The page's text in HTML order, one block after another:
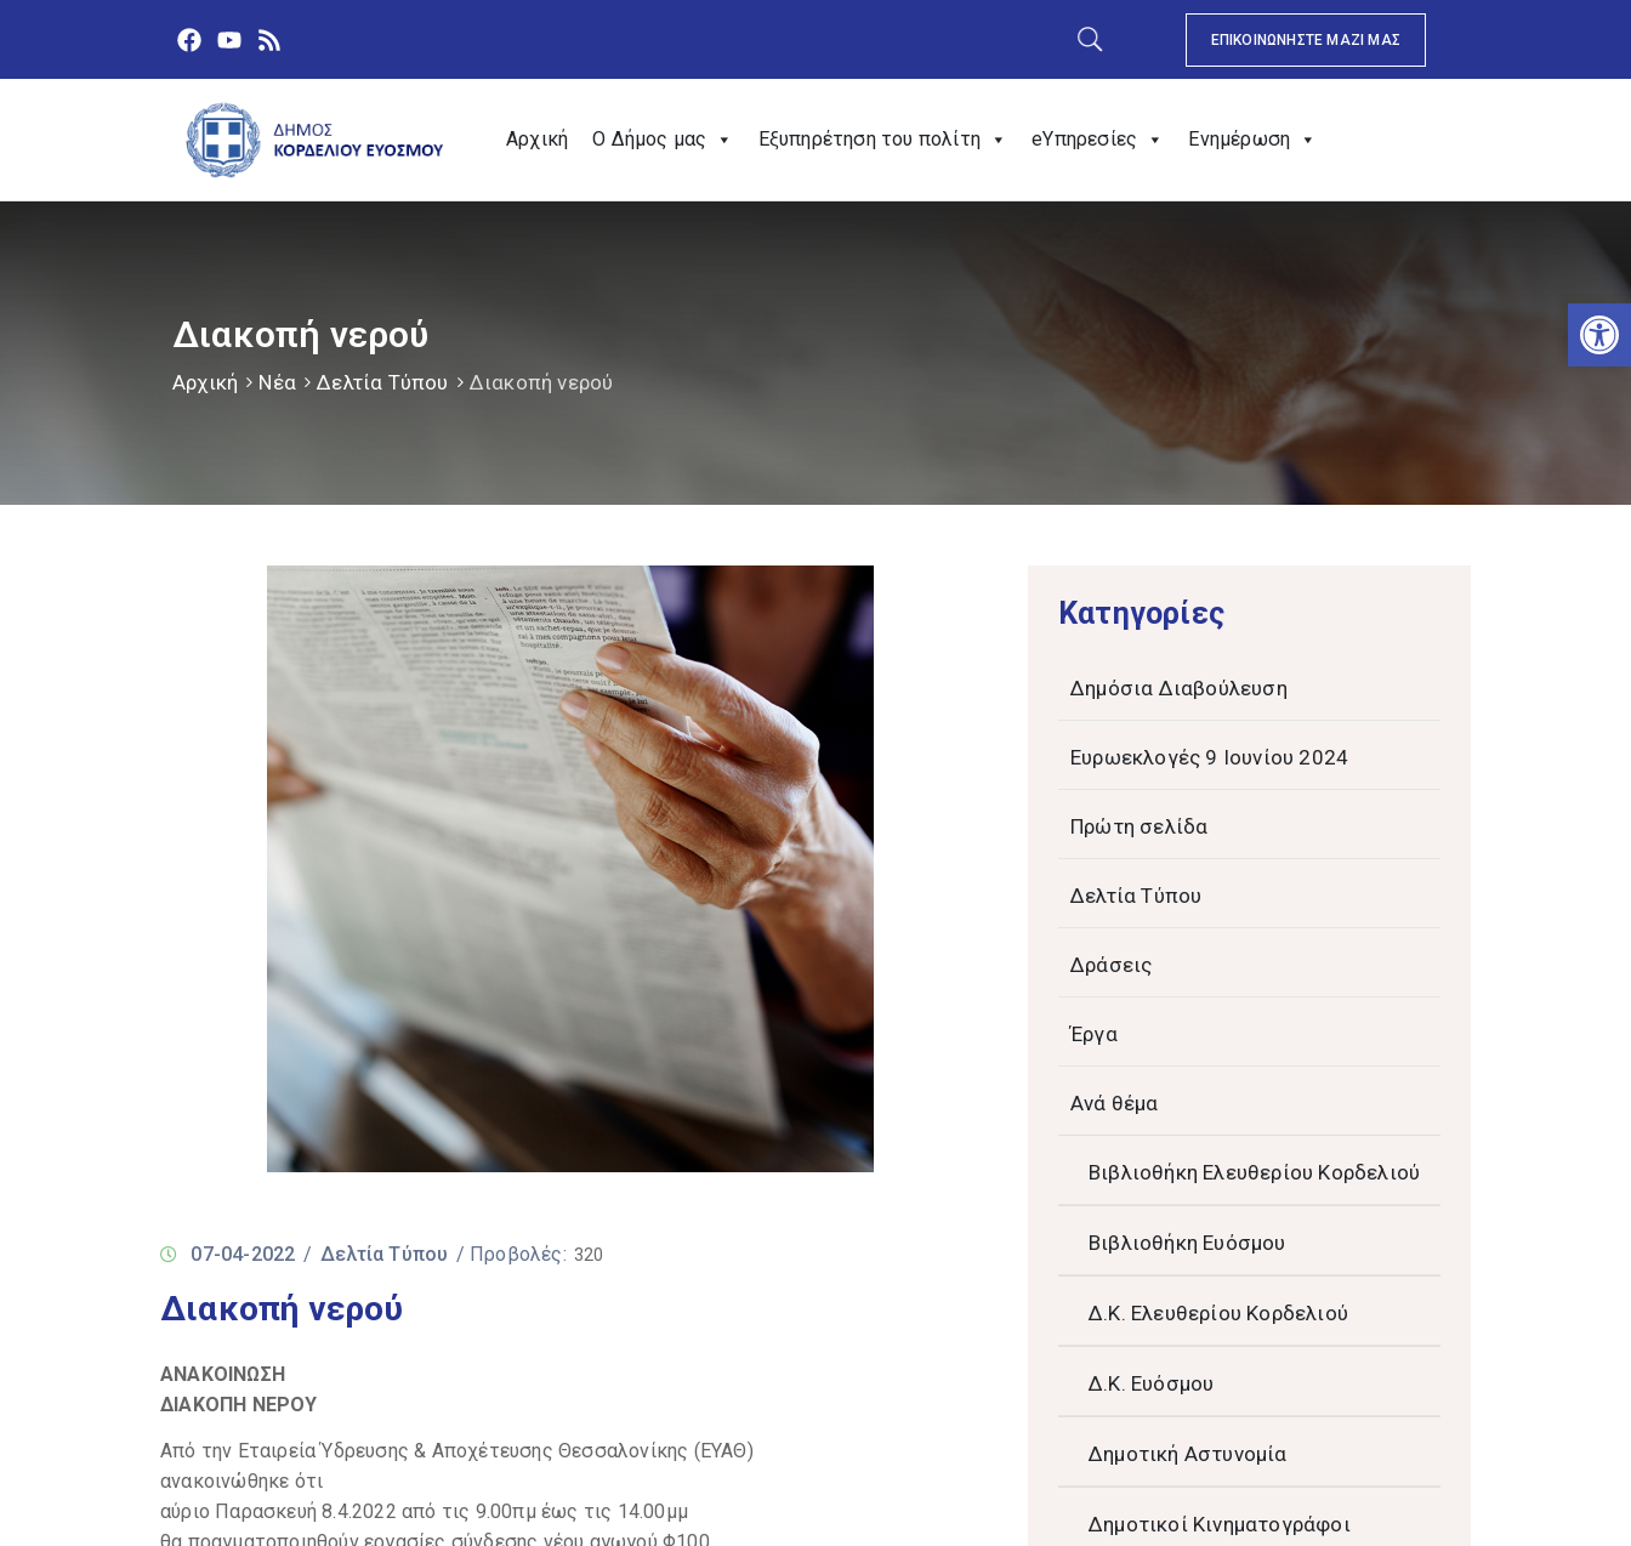
ΕΠΙΚΟΙΝΩΝΗΣΤΕ ΜΑΖΙ ΜΑΣ
Αρχική Ο Δήμος μας Εξυπηρέτηση του πολίτη eΥπηρεσίες Ενημέρωση
Διακοπή νερού
Αρχική Νέα Δελτία Τύπου Διακοπή νερού
07-04-2022 / Δελτία Τύπου / Προβολές: 320
Διακοπή νερού
ΑΝΑΚΟΙΝΩΣΗ
ΔΙΑΚΟΠΗ ΝΕΡΟΥ
Από την Εταιρεία Ύδρευσης & Αποχέτευσης Θεσσαλονίκης (ΕΥΑΘ)
ανακοινώθηκε ότι
αύριο Παρασκευή 8.4.2022 από τις 9.00πμ έως τις 14.00μμ
Kατηγορίες
Δημόσια Διαβούλευση
Ευρωεκλογές 9 Ιουνίου 2024
Πρώτη σελίδα
Δελτία Τύπου
Δράσεις
Έργα
Ανά θέμα
Βιβλιοθήκη Ελευθερίου Κορδελιού
Βιβλιοθήκη Ευόσμου
Δ.Κ. Ελευθερίου Κορδελιού
Δ.Κ. Ευόσμου
Δημοτική Αστυνομία
Δημοτικοί Κινηματογράφοι